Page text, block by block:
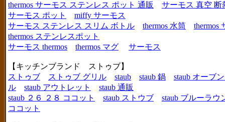
thermos サーモス ステンレス ポット 通販
サーモス 真空 断
サーモス ポット
miffy サーモス
サーモス ステンレス スリム ボトル
thermos 水筒
thermos
thermos ステンレスポット
サーモス thermos
thermos マグ サーモス
【キッチンブランド ストゥブ】
ストゥブ
ストゥブ グリル staub staub 鍋
staub オーブ
ル
staub アウトレット
staub 通販
staub ２６ ２８ ココット
staub ストウブ
staub ブルーラウ
ココット